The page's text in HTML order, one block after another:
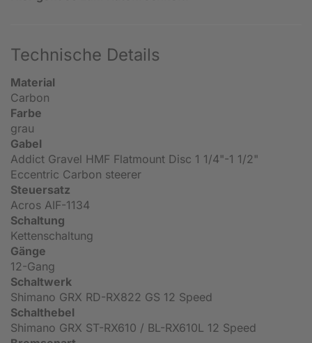
Technische Details
Material
Carbon
Farbe
grau
Gabel
Addict Gravel HMF Flatmount Disc 1 1/4"-1 1/2"
Eccentric Carbon steerer
Steuersatz
Acros AIF-1134
Schaltung
Kettenschaltung
Gänge
12-Gang
Schaltwerk
Shimano GRX RD-RX822 GS 12 Speed
Schalthebel
Shimano GRX ST-RX610 / BL-RX610L 12 Speed